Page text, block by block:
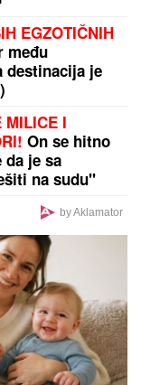
u Tržačkoj
je divan"
ostavila od
pisalo da je
je
U
I NORA!Evo
govori -
Asminom:
(VIDEO)